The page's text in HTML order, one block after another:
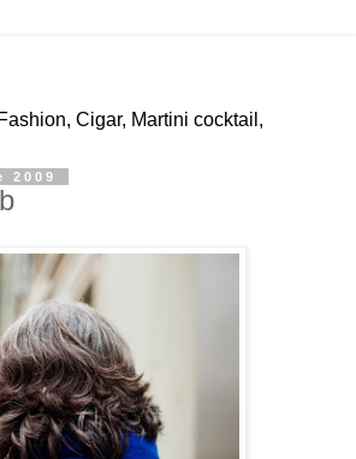
Cigar, Martini cocktail,
2009